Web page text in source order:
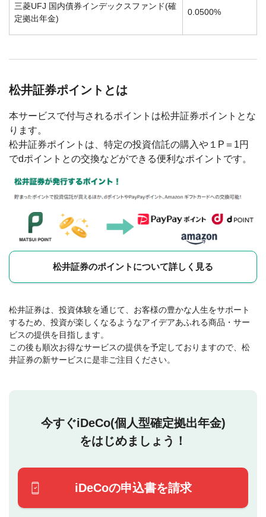
三菱UFJ 国内債券インデックスファンド(確
定拠出年金)
0.0500%
松井証券ポイントとは
本サービスで付与されるポイントは松井証券ポイントとな
ります。
松井証券ポイントは、特定の投資信託の購入や１P＝1円
でdポイントとの交換などができる便利なポイントです。
松井証券のポイントについて詳しく見る
松井証券は、投資体験を通じて、お客様の豊かな人生をサポート
するため、投資が楽しくなるようなアイデアあふれる商品・サー
ビスの提供を目指します。
この後も順次お得なサービスの提供を予定しておりますので、松
井証券の新サービスに是非ご注目ください。
今すぐiDeCo(個人型確定拠出年金)
をはじめましょう！
iDeCoの申込書を請求